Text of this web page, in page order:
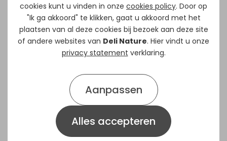
cookies kunt u vinden in onze cookies policy. Door op
"Ik ga akkoord" te klikken, gaat u akkoord met het
plaatsen van al deze cookies bij bezoek aan deze site
of andere websites van Deli Nature. Hier vindt u onze
privacy statement verklaring.
Aanpassen
Alles accepteren
die uw vogels nodig hebben gedurende
het jaar. Voor deze vogels is een voeding
met een laag ijzergehalte van
levensbelang. Deli Nature vruchtenpate
ppm). Daarenboven is Deli Nature
vruchtenpate TOVO de ideale aanvulling
voor alle parkieten- en
papegaaiensoorten en zeker lori’s en
vijgpapegaaien. Deli Nature